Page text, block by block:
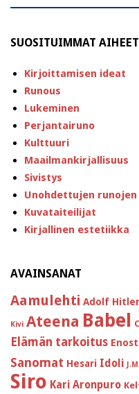
SUOSITUIMMAT AIHEET
Kirjoittamisen ideat
Runous
Lukeminen
Perjantairuno
Kulttuuri
Maailmankirjallisuus
Sivistys
Unohdettujen
Kuvataiteilijat
Kirjallinen estetiikka
AVAINSANAT
Aamulehti Adolf Hitler
Kivi Ateena Babel
Elämän tarkoitus
Sanomat Hesari Idoli
Siro Kari Aronpuro